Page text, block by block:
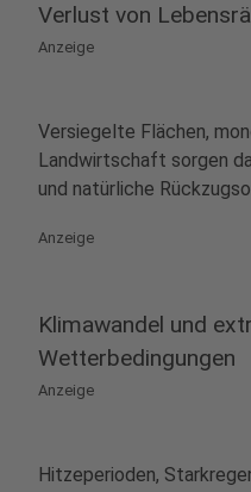
Verlust von
Anzeige
Versiegelte Flächen,
Landwirtschaft sorgen
und natürliche
Anzeige
Klimawandel und
Wetterbedingungen
Anzeige
Hitzeperioden,